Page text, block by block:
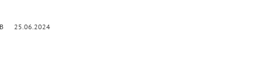
25.06.2024